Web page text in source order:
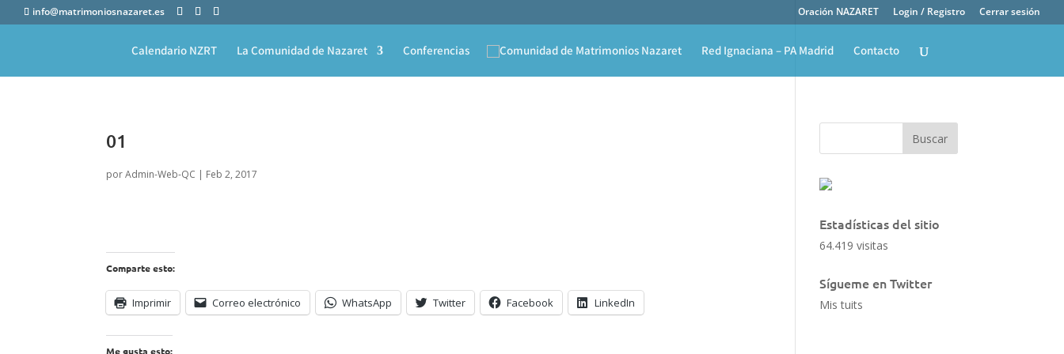
info@matrimoniosnazaret.es Oración NAZARET Login / Registro Cerrar sesión
Calendario NZRT La Comunidad de Nazaret Conferencias Red Ignaciana – PA Madrid Contacto
01
porAdmin-Web-QC | Feb 2, 2017
Comparte esto:
Imprimir Correo electrónico WhatsApp Twitter Facebook LinkedIn
Me gusta esto:
Estadísticas del sitio
64.419 visitas
Sígueme en Twitter
Mis tuits